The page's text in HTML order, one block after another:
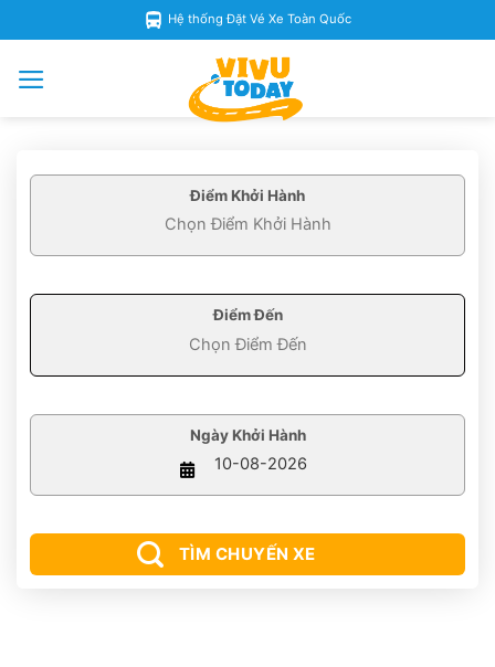
Hệ thống Đặt Vé Xe Toàn Quốc
Điểm Khởi Hành
Điểm Đến
Ngày Khởi Hành
TÌM CHUYẾN XE